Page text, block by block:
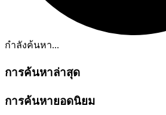
กำลังค้นหา...
การค้นหาล่าสุด
การค้นหายอดนิยม